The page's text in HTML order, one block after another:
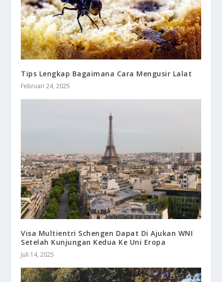
Tips Lengkap Bagaimana Cara Mengusir Lalat
Februari 24, 2025
Visa Multientri Schengen Dapat Di Ajukan WNI
Setelah Kunjungan Kedua Ke Uni Eropa
Juli 14, 2025